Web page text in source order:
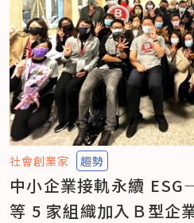
社會創業家 趨勢
中小企業接軌永續
等 5 家組織加入Ｂ型企